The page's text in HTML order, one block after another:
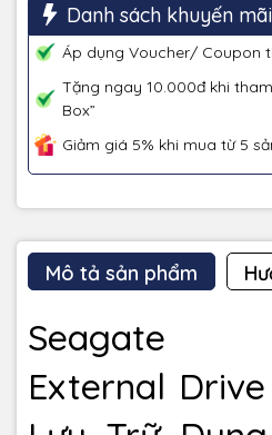
Danh sách khuyến mãi
Áp dụng Voucher/ Coupon
Tặng ngay 10.000đ khi
Box”
Giảm giá 5% khi mua từ 5
Mô tả sản phẩm
Seagate
External